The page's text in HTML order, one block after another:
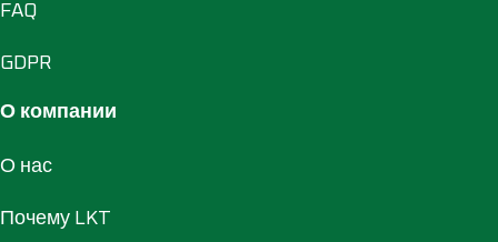
FAQ
GDPR
О компании
О нас
Почему LKT